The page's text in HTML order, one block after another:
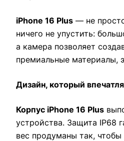
iPhone 16 Plus — не
ничего не упустить:
а камера позволяет
премиальные материалы,
Дизайн, который
Корпус iPhone 16 Plus
устройства. Защита IP68
вес продуманы так,